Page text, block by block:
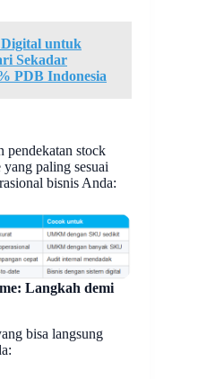
untuk
Sekadar
PDB Indonesia
pendekatan stock
paling sesuai
bisnis Anda:
Langkah demi
bisa langsung